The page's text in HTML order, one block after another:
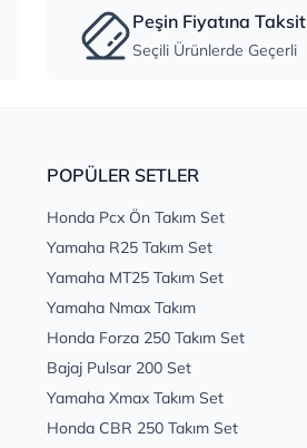
Peşin Fiyatına Taksit
Seçili Ürünlerde Geçerli
POPÜLER SETLER
Honda Pcx Ön Takım Set
Yamaha R25 Takım Set
Yamaha MT25 Takım Set
Yamaha Nmax Takım
Honda Forza 250 Takım Set
Bajaj Pulsar 200 Set
Yamaha Xmax Takım Set
Honda CBR 250 Takım Set